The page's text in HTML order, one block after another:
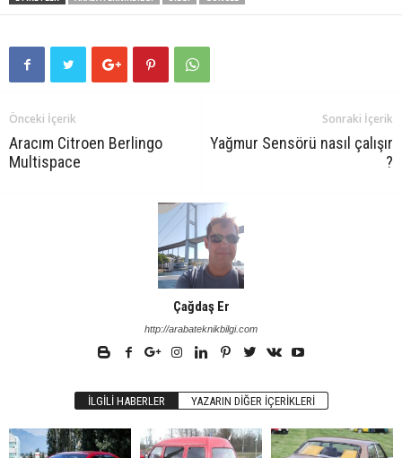
Önceki İçerik
Aracım Citroen Berlingo
Multispace
Sonraki İçerik
Yağmur Sensörü nasıl çalışır
?
Çağdaş Er
http://arabateknikbilgi.com
İLGILI HABERLER YAZARIN DIĞER İÇERIKLERI